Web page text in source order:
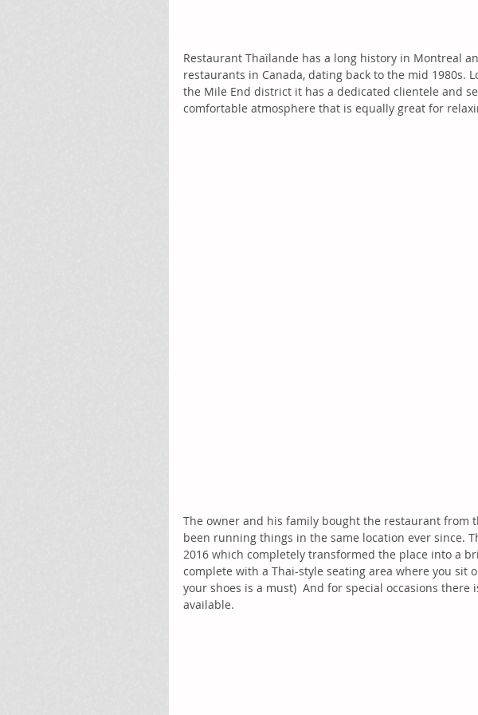
Restaurant Thaïlande has a long history in Montreal
restaurants in Canada, dating back to the mid 1980s.
the Mile End district it has a dedicated clientele and
comfortable atmosphere that is equally great for
The owner and his family bought the restaurant from
been running things in the same location ever since.
2016 which completely transformed the place into a
complete with a Thai-style seating area where you sit
your shoes is a must)  And for special occasions
available.